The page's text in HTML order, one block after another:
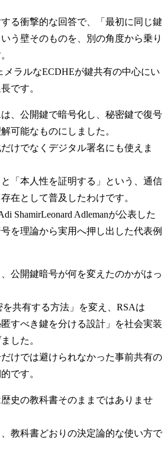
る衝撃的な回答で、「最初に同じ鍵
う壁そのものを、別の角度から乗り
メラルなECDHEが鍵共有の中心にい
です。
、公開鍵で暗号化し、秘密鍵で復号
可能なものにしました。
けでなくデジタル署名にも使えま
「本人性を証明する」という、通信
在として普及したわけです。
ShamirLeonard Adlemanが公表した
を理論から実用へ押し出した代表例
公開鍵暗号が何を変えたのかがはっ
を共有する方法」を変え、RSAは
匿すべき鍵を分ける設計」を社会実装
した。
けでは避けられなかった事前共有の
です。
史の教科書そのままではありませ
教科書どおりの決定論的な使い方で